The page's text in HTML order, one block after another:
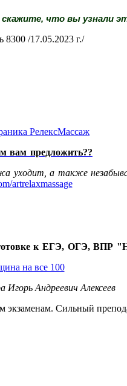
что вы узнали
8300 /17.05.2023 г./
вам предложить??
уходит, а также
artrelaxmassage
к ЕГЭ, ОГЭ, ВПР
Игорь Андреевич Алексеев
Сильный